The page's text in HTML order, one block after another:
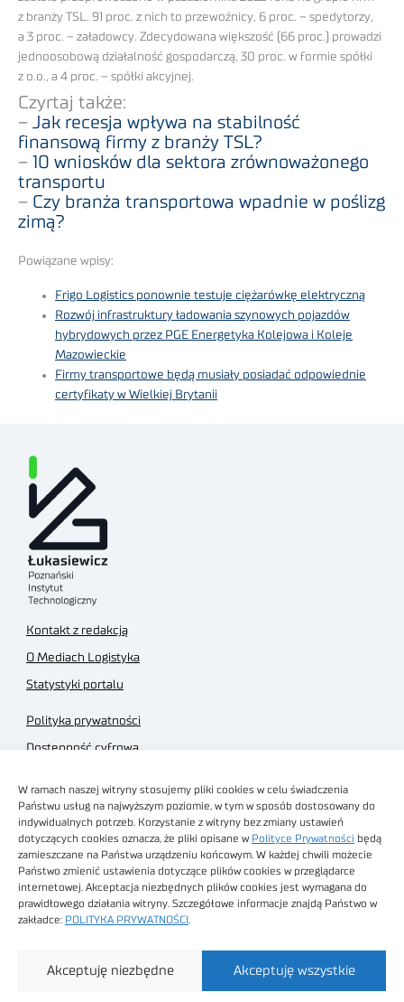
W ramach naszej witryny stosujemy pliki cookies w celu świadczenia
Państwu usług na najwyższym poziomie, w tym w sposób dostosowany do
indywidualnych potrzeb. Korzystanie z witryny bez zmiany ustawień
dotyczących cookies oznacza, że pliki opisane w Polityce Prywatności będą
zamieszczane na Państwa urządzeniu końcowym. W każdej chwili możecie
Państwo zmienić ustawienia dotyczące plików cookies w przeglądarce
internetowej. Akceptacja niezbędnych plików cookies jest wymagana do
prawidłowego działania witryny. Szczegółowe informacje znajdą Państwo w
zakładce: POLITYKA PRYWATNOŚCI
Akceptuję wszystkie
Akceptuję niezbędne
z branży TSL. 91 proc. z nich to przewoźnicy, 6 proc. – spedytorzy,
a 3 proc. – załadowcy. Zdecydowana większość (66 proc.) prowadzi
jednoosobową działalność gospodarczą, 30 proc. w formie spółki
z o.o., a 4 proc. – spółki akcyjnej.
Czyrtaj także:
– Jak recesja wpływa na stabilność
finansową firmy z branży TSL?
– 10 wniosków dla sektora zrównoważonego
transportu
– Czy branża transportowa wpadnie w poślizg
zimą?
Powiązane wpisy:
Frigo Logistics ponownie testuje ciężarówkę elektryczną
Rozwój infrastruktury ładowania szynowych pojazdów
hybrydowych przez PGE Energetyka Kolejowa i Koleje
Mazowieckie
Firmy transportowe będą musiały posiadać odpowiednie
certyfikaty w Wielkiej Brytanii
Kontakt z redakcją
O Mediach Logistyka
Statystyki portalu
Polityka prywatności
Dostępność cyfrowa
Regulamin sklepu
Obrazy stockowe
autorstwa
Technologiczny